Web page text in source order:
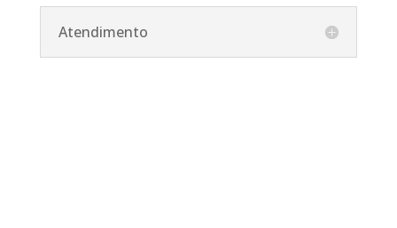
Atendimento